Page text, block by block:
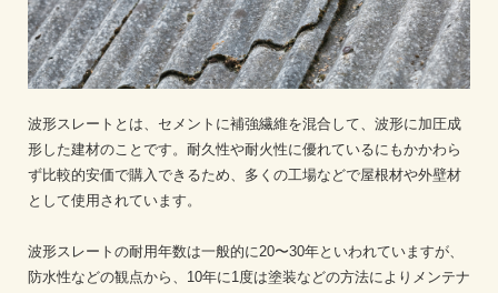
波形スレートとは、セメントに補強繊維を混合して、波形に加圧成
形した建材のことです。耐久性や耐火性に優れているにもかかわら
ず比較的安価で購入できるため、多くの工場などで屋根材や外壁材
として使用されています。
波形スレートの耐用年数は一般的に20〜30年といわれていますが、
防水性などの観点から、10年に1度は塗装などの方法によりメンテナ